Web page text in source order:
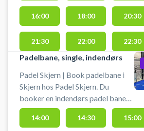
Padelbanen er en doublebane, til 4
personer. Lånebats er altid
inkluderet i banelejen, men vi
garanterer ikke lånebats tilstand.
16:00 18:00 20:30
21:30 22:00 22:30
Padelbane, single, indendørs
Padel Skjern | Book padelbane i
Skjern hos Padel Skjern. Du
booker en indendørs padel bane
(single, til 2 personer) hos Padel
Skjern. Lånebats er altid inkluderet
14:00 14:30 15:00